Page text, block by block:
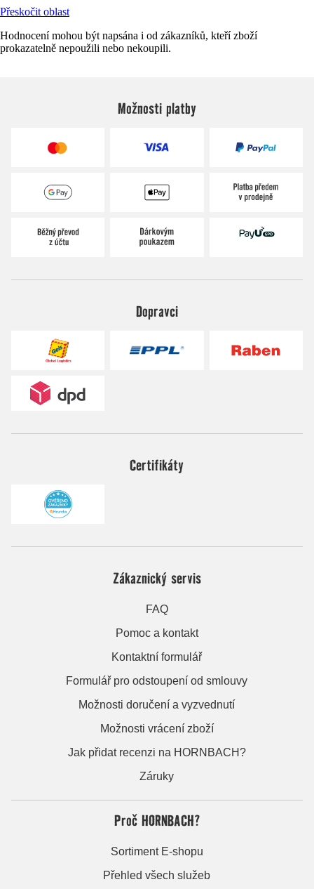
Přeskočit oblast
Hodnocení mohou být napsána i od zákazníků, kteří zboží
prokazatelně nepoužili nebo nekoupili.
Možnosti platby
Dopravci
Certifikáty
Zákaznický servis
FAQ
Pomoc a kontakt
Kontaktní formulář
Formulář pro odstoupení od smlouvy
Možnosti doručení a vyzvednutí
Možnosti vrácení zboží
Jak přidat recenzi na HORNBACH?
Záruky
Proč HORNBACH?
Sortiment E-shopu
Přehled všech služeb